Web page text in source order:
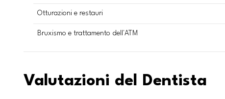
Otturazioni e restauri
Bruxismo e trattamento dell'ATM
Valutazioni del Dentista